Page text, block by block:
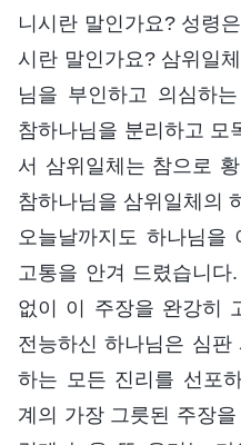
니시란 말인가요? 성령
시란 말인가요? 삼위일
님을 부인하고 의심하
참하나님을 분리하고 모
서 삼위일체는 참으로
참하나님을 삼위일체의
오늘날까지도 하나님을
고통을 안겨 드렸습니
없이 이 주장을 완강히
전능하신 하나님은 심판
하는 모든 진리를 선포
계의 가장 그릇된 주장